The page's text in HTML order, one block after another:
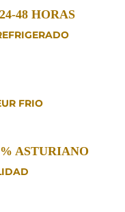
48 HORAS
FRIO
ASTURIANO